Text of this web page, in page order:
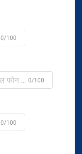
0/100
0/100
0/100